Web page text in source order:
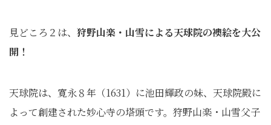
見どころ２は、 狩野山楽・山雪による天球院の襖絵を大公
開！
天球院は、寛永８年（1631）に池田輝政の妹、天球院殿に
よって創建された妙心寺の塔頭です。狩野山楽・山雪父子